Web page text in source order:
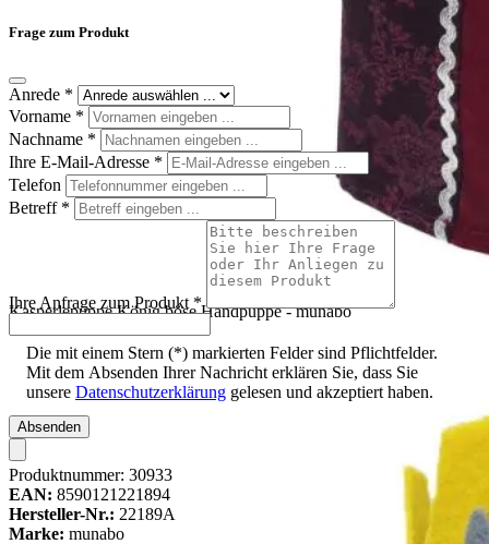
Kasperlepuppe König böse Handpuppe - munabo
Frage zum Produkt
Anrede *
Vorname *
Nachname *
Ihre E-Mail-Adresse *
Telefon
Betreff *
Ihre Anfrage zum Produkt *
Die mit einem Stern (*) markierten Felder sind Pflichtfelder.
Mit dem Absenden Ihrer Nachricht erklären Sie, dass Sie
unsere Datenschutzerklärung gelesen und akzeptiert haben.
Absenden
Produktnummer: 30933
EAN: 8590121221894
Hersteller-Nr.: 22189A
Marke: munabo